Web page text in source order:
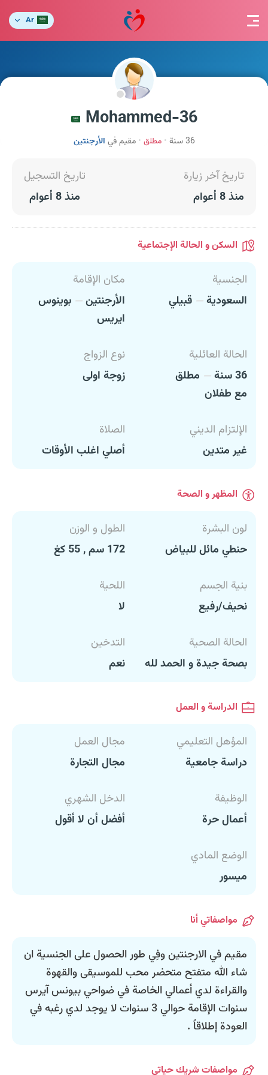
Ar
Mohammed-36
36 سنة مطلق مقيم في الأرجنتين
تاريخ آخر زيارة
منذ 8 أعوام
تاريخ التسجيل
منذ 8 أعوام
السكن و الحالة الإجتماعية
الجنسية
السعودية
قبيلي
مكان الإقامة
الأرجنتين
بوينوس
ايريس
الحالة العائلية
36 سنة
مطلق
مع طفلان
نوع الزواج
زوجة اولى
الإلتزام الديني
غير متدين
الصلاة
أصلي اغلب الأوقات
المظهر و الصحة
لون البشرة
حنطي مائل للبياض
الطول و الوزن
172 سم , 55 كغ
بنية الجسم
نحيف/رفيع
اللحية
لا
الحالة الصحية
بصحة جيدة و الحمد لله
التدخين
نعم
الدراسة و العمل
المؤهل التعليمي
دراسة جامعية
مجال العمل
مجال التجارة
الوظيفة
أعمال حرة
الدخل الشهري
أفضل أن لا أقول
الوضع المادي
ميسور
مواصفاتي أنا
مقيم في الارجنتين وفِي طور الحصول على الجنسية ان
شاء الله متفتح متحضر محب للموسيقى والقهوة
والقراءة لدي أعمالي الخاصة في ضواحي بيونس آيرس
سنوات الإقامة حوالي 3 سنوات لا يوجد لدي رغبه في
العودة إطلاقاً .
مواصفات شريك حياتي